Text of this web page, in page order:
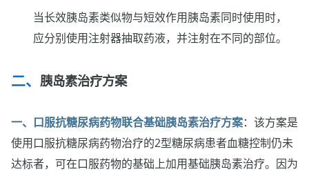
当长效胰岛素类似物与短效作用胰岛素同时使用时，
应分别使用注射器抽取药液，并注射在不同的部位。
胰岛素治疗方案
一、口服抗糖尿病药物联合基础胰岛素治疗方案：该方案是
使用口服抗糖尿病药物治疗的2型糖尿病患者血糖控制仍未
达标者，可在口服药物的基础上加用基础胰岛素治疗。因为